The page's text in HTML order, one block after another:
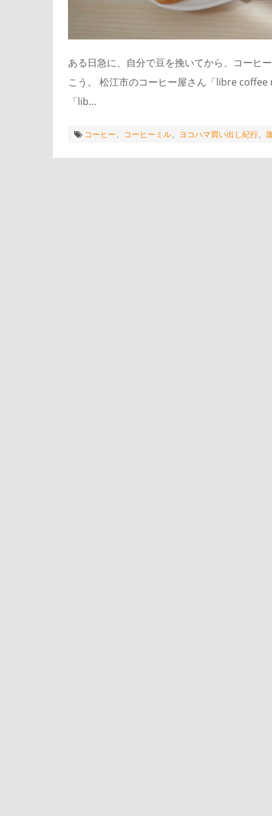
ある日急に、自分で豆を挽いてから、コーヒ
こう。 松江市のコーヒー屋さん「libre
「lib…
コーヒー、 コーヒーミル、 ヨコハマ買い出し紀行、